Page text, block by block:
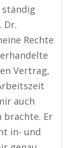
ständig
Dr.
Rechte
Vertrag,
auch
brachte. Er
in- und